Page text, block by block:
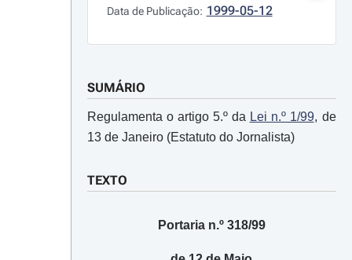
Data de Publicação: 1999-05-12
SUMÁRIO
Regulamenta o artigo 5.º da Lei n.º 1/99, de
13 de Janeiro (Estatuto do Jornalista)
TEXTO
Portaria n.º 318/99